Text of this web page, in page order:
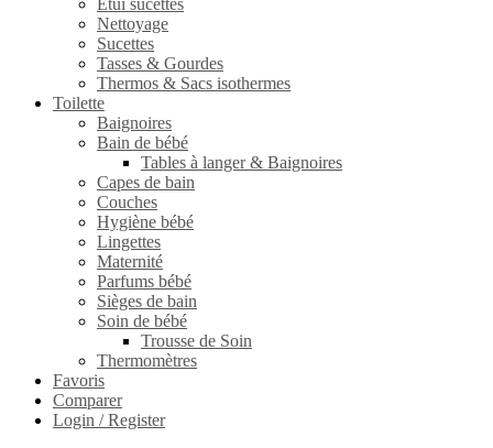
Nettoyage
Sucettes
Tasses & Gourdes
Thermos & Sacs isothermes
Toilette
Baignoires
Bain de bébé
Tables à langer & Baignoires
Capes de bain
Couches
Hygiène bébé
Lingettes
Maternité
Parfums bébé
Sièges de bain
Soin de bébé
Trousse de Soin
Thermomètres
Favoris
Comparer
Login / Register